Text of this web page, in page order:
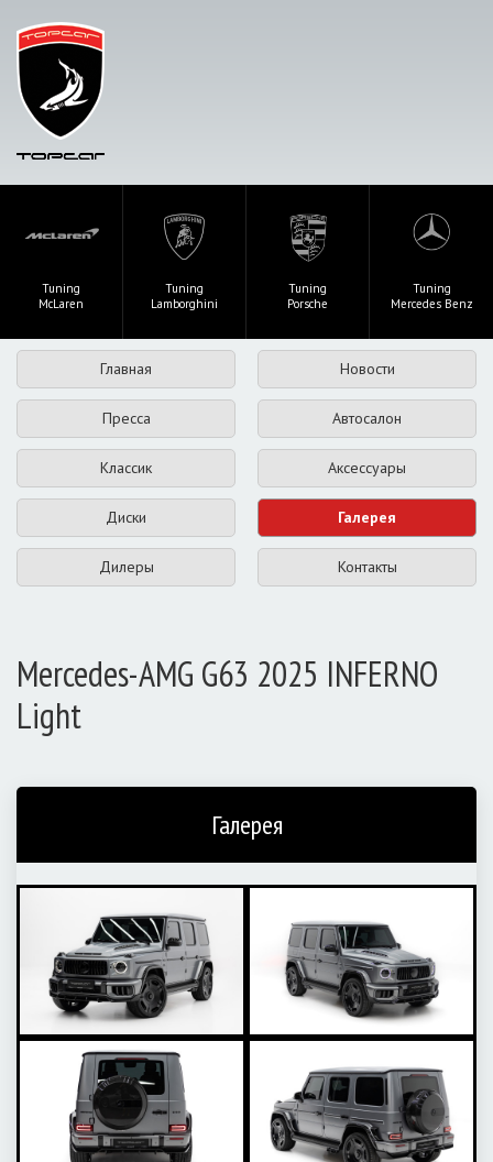
Tuning
McLaren
Tuning
Lamborghini
Tuning
Porsche
Tuning
Mercedes Benz
Главная Новости
Пресса Автосалон
Классик Аксессуары
Диски Галерея
Дилеры Контакты
Mercedes-AMG G63 2025 INFERNO
Light
Галерея